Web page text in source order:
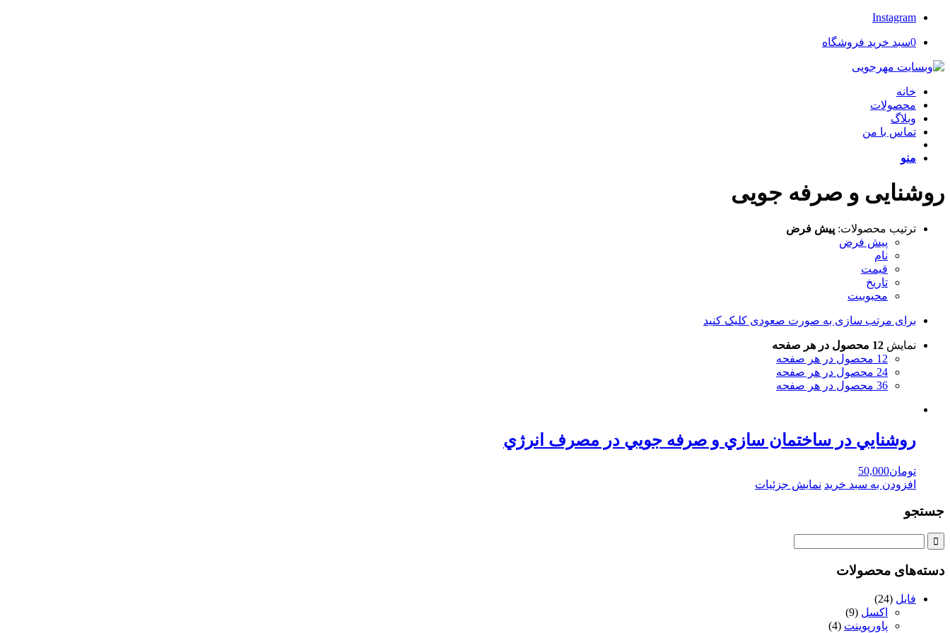
Instagram
0سبد خرید فروشگاه
خانه
محصولات
وبلاگ
تماس با من
منو
روشنایی و صرفه جویی
ترتیب محصولات: پیش فرض
پیش فرض
نام
قیمت
تاریخ
محبوبیت
برای مرتب سازی به صورت صعودی کلیک کنید
نمایش 12 محصول در هر صفحه
12 محصول در هر صفحه
24 محصول در هر صفحه
36 محصول در هر صفحه
روشنايي در ساختمان سازي و صرفه جويي در مصرف انرژي
تومان50,000
افزودن به سبد خرید نمایش جزئیات
جستجو
دسته‌های محصولات
فایل (24)
اکسل (9)
پاورپوینت (4)